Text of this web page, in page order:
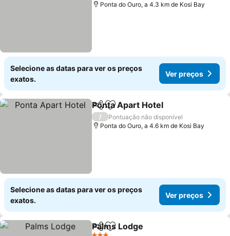
Ponta do Ouro, a 4.3 km de Kosi Bay
Selecione as datas para ver os preços
exatos.
Ver preços
PartilharAdicionar aos favoritos
Ponta Apart Hotel
/
Pontuação não disponível
Ponta do Ouro, a 4.6 km de Kosi Bay
Selecione as datas para ver os preços
exatos.
Ver preços
PartilharAdicionar aos favoritos
Palms Lodge